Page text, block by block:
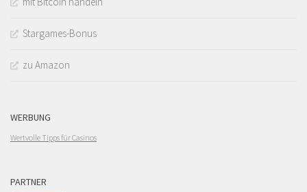
Stargames-Bonus
zu Amazon
WERBUNG
Wertvolle Tipps für Casinos
PARTNER